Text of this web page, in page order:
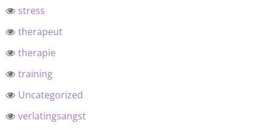
stress
therapeut
therapie
training
Uncategorized
verlatingsangst